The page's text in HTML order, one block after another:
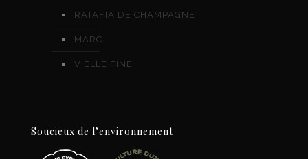
RATAFIA DE CHAMPAGNE
MARC
VIELLE FINE
Soucieux de l’environnement